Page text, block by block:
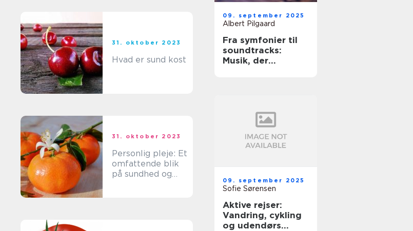
31. oktober 2023
Hvad er sund kost
31. oktober 2023
Personlig pleje: Et
omfattende blik
på sundhed og
09. september 2025
Albert Pilgaard
Fra symfonier til
soundtracks:
Musik, der
09. september 2025
Sofie Sørensen
Aktive rejser:
Vandring, cykling
og udendørs